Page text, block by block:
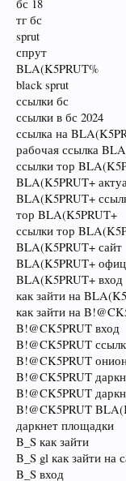
бс 18
тг бс
sprut
спрут
BLA(K5PRUT%
black sprut
ссылки бс
ссылки в бс 2024
ссылка на
рабочая ссылка
ссылки тор
BLA(K5PRUT+
BLA(K5PRUT+
тор BLA(K5PRUT+
ссылки тор
BLA(K5PRUT+ сайт
BLA(K5PRUT+
BLA(K5PRUT+ вход
как зайти на
как зайти на
B!@CK5PRUT вход
B!@CK5PRUT
B!@CK5PRUT
B!@CK5PRUT
B!@CK5PRUT
B!@CK5PRUT
даркнет площадки
B_S как зайти
B_S gl как зайти на
B_S вход